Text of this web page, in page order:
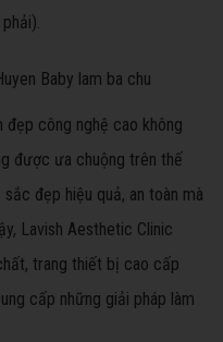
đẹp công nghệ cao không
được ưa chuộng trên thế
đẹp hiệu quả, an toàn mà
Lavish Aesthetic Clinic
trang thiết bị cao cấp
cấp những giải pháp làm